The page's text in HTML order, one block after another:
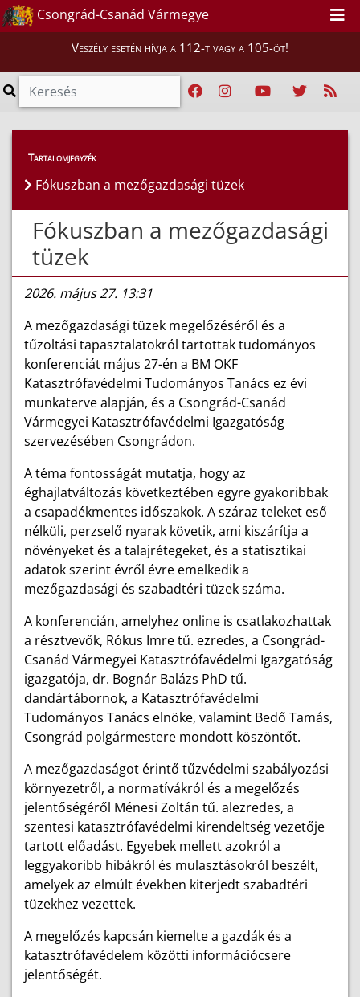
Csongrád-Csanád Vármegye
Veszély esetén hívja a 112-t vagy a 105-öt!
Híreink > Hírek
Tartalomjegyzék
Fókuszban a mezőgazdasági tüzek
Fókuszban a mezőgazdasági
tüzek
2026. május 27. 13:31
A mezőgazdasági tüzek megelőzéséről és a
tűzoltási tapasztalatokról tartottak tudományos
konferenciát május 27-én a BM OKF
Katasztrófavédelmi Tudományos Tanács ez évi
munkaterve alapján, és a Csongrád-Csanád
Vármegyei Katasztrófavédelmi Igazgatóság
szervezésében Csongrádon.
A téma fontosságát mutatja, hogy az
éghajlatváltozás következtében egyre gyakoribbak
a csapadékmentes időszakok. A száraz teleket eső
nélküli, perzselő nyarak követik, ami kiszárítja a
növényeket és a talajrétegeket, és a statisztikai
adatok szerint évről évre emelkedik a
mezőgazdasági és szabadtéri tüzek száma.
A konferencián, amelyhez online is csatlakozhattak
a résztvevők, Rókus Imre tű. ezredes, a Csongrád-
Csanád Vármegyei Katasztrófavédelmi Igazgatóság
igazgatója, dr. Bognár Balázs PhD tű.
dandártábornok, a Katasztrófavédelmi
Tudományos Tanács elnöke, valamint Bedő Tamás,
Csongrád polgármestere mondott köszöntőt.
A mezőgazdaságot érintő tűzvédelmi szabályozási
környezetről, a normatívákról és a megelőzés
jelentőségéről Ménesi Zoltán tű. alezredes, a
szentesi katasztrófavédelmi kirendeltség vezetője
tartott előadást. Egyebek mellett azokról a
leggyakoribb hibákról és mulasztásokról beszélt,
amelyek az elmúlt években kiterjedt szabadtéri
tüzekhez vezettek.
A megelőzés kapcsán kiemelte a gazdák és a
katasztrófavédelem közötti információcsere
jelentőségét.